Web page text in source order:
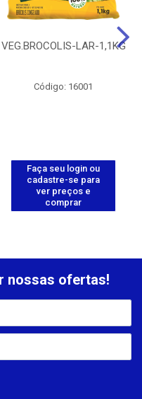
VEG.BROCOLIS-LAR-1,1KG
Código: 16001
Faça seu login ou
cadastre-se para
ver preços e
comprar
nossas ofertas!